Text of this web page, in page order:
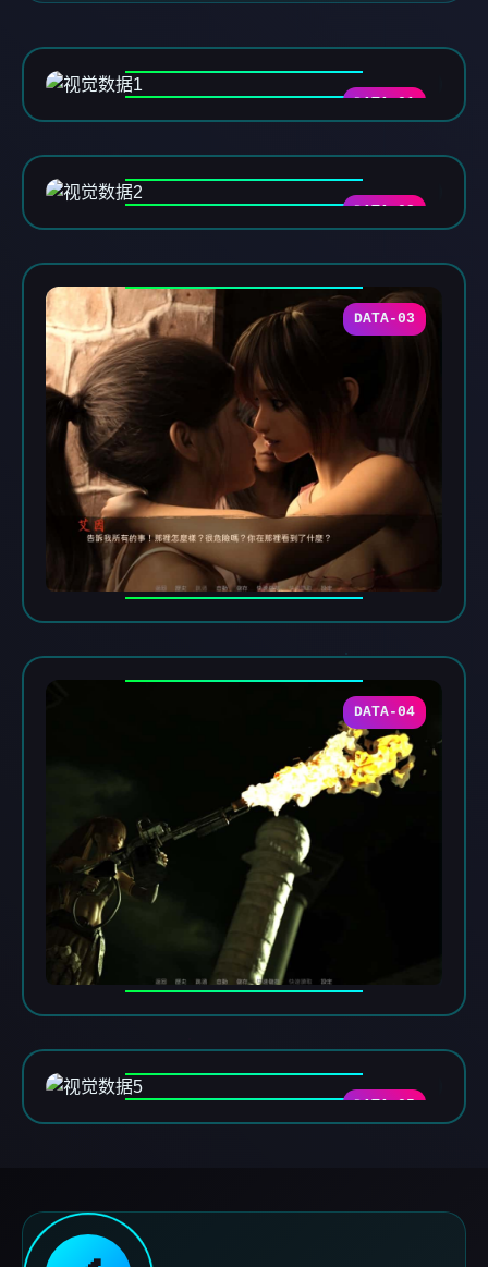
DATA-01
DATA-02
DATA-03
DATA-04
DATA-05